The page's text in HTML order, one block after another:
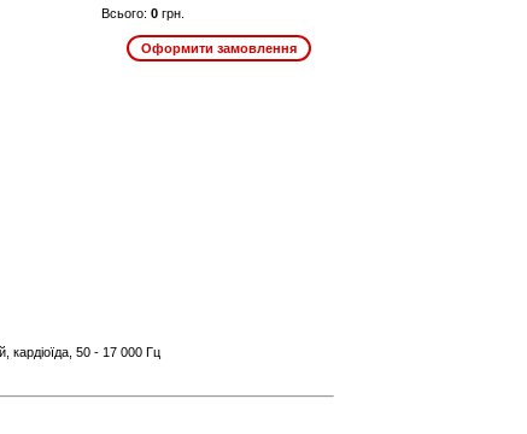
Всього: 0 грн.
кардіоїда, 50 - 17 000 Гц